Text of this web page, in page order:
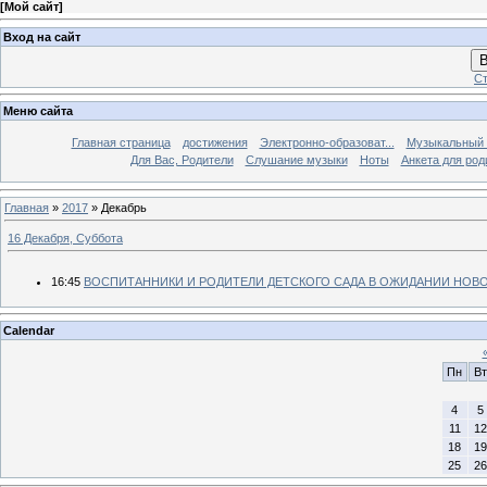
[Мой сайт]
Вход на сайт
Меню сайта
Главная страница достижения Электронно-образоват...
Музыкальный
Для Вас, Родители
Слушание музыки Ноты Анкета для
Главная » 2017 » Декабрь
16 Декабря, Суббота
16:45 ВОСПИТАННИКИ И РОДИТЕЛИ ДЕТСКОГО САДА В ОЖИДАНИИ
Calendar
Пн
Вт
4
5
11
12
18
19
25
26